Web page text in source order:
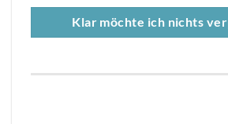
Klar möchte ich nichts